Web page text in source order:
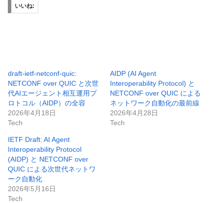
いいね:
draft-ietf-netconf-quic:
NETCONF over QUIC と次世
代AIエージェント相互運用プ
ロトコル（AIDP）の全容
2026年4月18日
Tech
AIDP (AI Agent
Interoperability Protocol) と
NETCONF over QUIC による
ネットワーク自動化の最前線
2026年4月28日
Tech
IETF Draft: AI Agent
Interoperability Protocol
(AIDP) と NETCONF over
QUIC による次世代ネットワ
ーク自動化
2026年5月16日
Tech